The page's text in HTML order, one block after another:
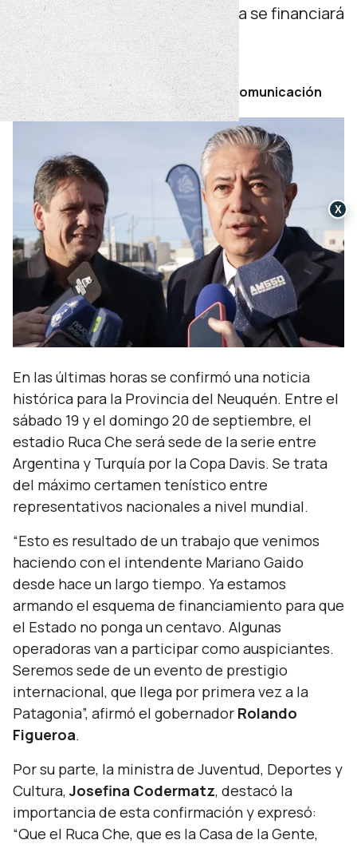
El evento en la capital neuquina se financiará
con fondos privados.
jueves 25 de junio de 2026
Por Secretaría de Prensa y Comunicación
En las últimas horas se confirmó una noticia
histórica para la Provincia del Neuquén. Entre el
sábado 19 y el domingo 20 de septiembre, el
estadio Ruca Che será sede de la serie entre
Argentina y Turquía por la Copa Davis. Se trata
del máximo certamen tenístico entre
representativos nacionales a nivel mundial.
“Esto es resultado de un trabajo que venimos
haciendo con el intendente Mariano Gaido
desde hace un largo tiempo. Ya estamos
armando el esquema de financiamiento para que
el Estado no ponga un centavo. Algunas
operadoras van a participar como auspiciantes.
Seremos sede de un evento de prestigio
internacional, que llega por primera vez a la
Patagonia”, afirmó el gobernador Rolando
Figueroa.
Por su parte, la ministra de Juventud, Deportes y
Cultura,Josefina Codermatz, destacó la
importancia de esta confirmación y expresó:
“Que el Ruca Che, que es la Casa de la Gente,
X